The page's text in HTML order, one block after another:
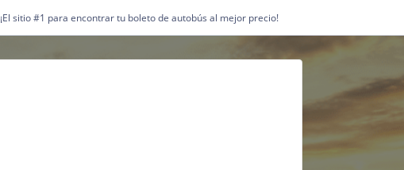
¡El sitio #1 para encontrar tu boleto de autobús al mejor precio!